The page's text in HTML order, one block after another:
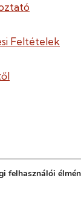
Feltételek
Nevelés
felhasználói